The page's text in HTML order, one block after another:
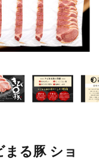
まる豚 ショ